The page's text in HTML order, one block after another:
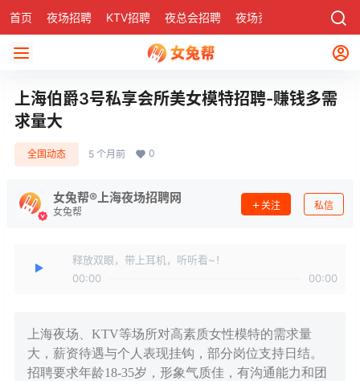
首页 夜场招聘 KTV招聘 夜总会招聘 夜场资讯 社区
上海伯爵3号私享会所美女模特招聘-赚钱多需
求量大
全国动态 5 个月前 0
女兔帮®上海夜场招聘网
女兔帮
关注 私信
释放双眼，带上耳机，听听看~！
00:00
00:00
上海夜场、KTV等场所对高素质女性模特的需求量
大，薪资待遇与个人表现挂钩，部分岗位支持日结。
招聘要求年龄18-35岁，形象气质佳，有沟通能力和团